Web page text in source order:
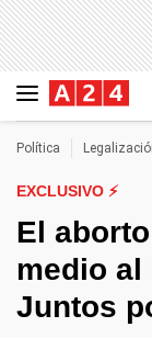
Política
EXCLUSIVO ⚡
El
medio al
Juntos